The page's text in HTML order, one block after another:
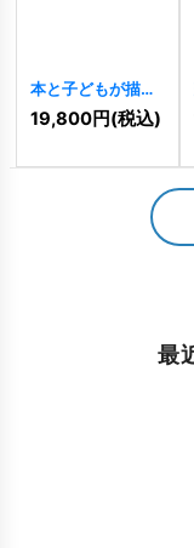
本と子どもが描く
輝く未来の教育ロ
ゴ [ 11469 ]
19,800円(税込)
最